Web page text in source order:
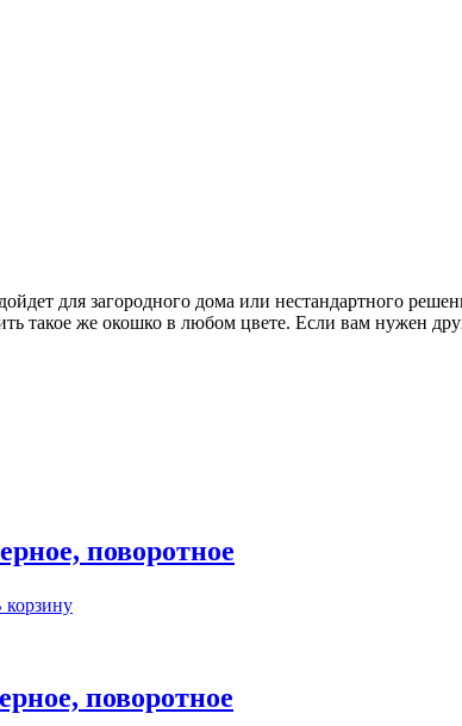
для загородного дома или нестандартного
такое же окошко в любом цвете. Если вам нужен
поворотное
корзину
поворотное